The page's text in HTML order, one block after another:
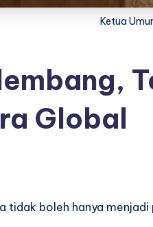
Ketua
Global
tidak boleh hanya